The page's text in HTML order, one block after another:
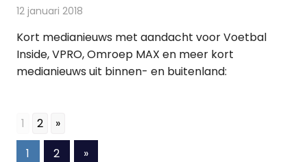
12 januari 2018
Kort medianieuws met aandacht voor Voetbal
Inside, VPRO, Omroep MAX en meer kort
medianieuws uit binnen- en buitenland:
1 2 »
Berichten
1 2
Volgende
»